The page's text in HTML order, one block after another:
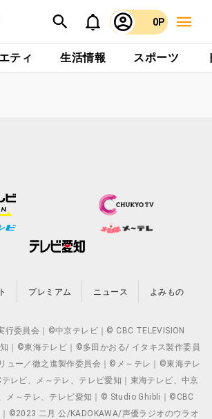
0P
ティ 生活情報 スポーツ
プレミアム ニュース よみもの
行委員会｜©中京テレビ｜© CBC TELEVISION
｜©東海テレビ｜©多田かおる/ イタキス製作委員
ュー／徹之進製作委員会｜©メ～テレ｜©東海テレ
レビ、メ～テレ、テレビ愛知｜東海テレビ、中京
メ～テレ、テレビ愛知｜© Studio Ghibli｜©CBC
｜©2023 二月 公/KADOKAWA/声優ラジオのウラオ